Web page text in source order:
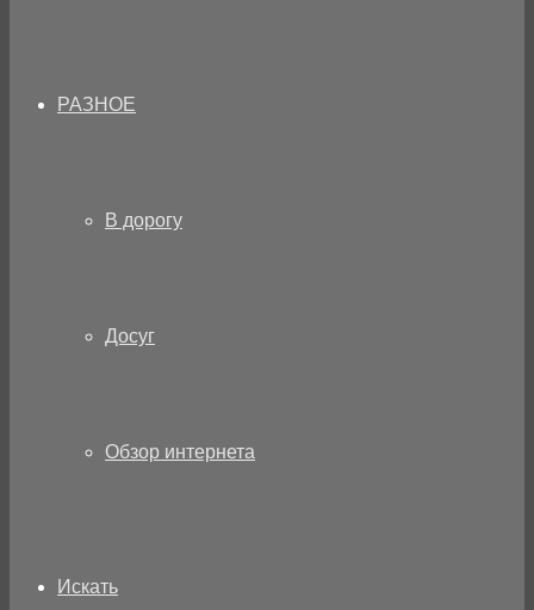
РАЗНОЕ
В дорогу
Досуг
Обзор интернета
Искать